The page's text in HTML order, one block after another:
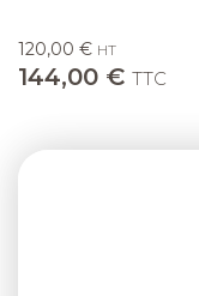
120,00 € HT
144,00 € TTC